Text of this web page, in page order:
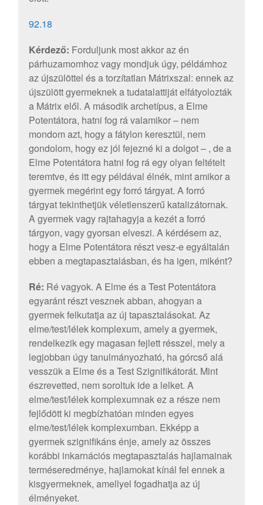
92.18
Kérdező: Forduljunk most akkor az én
párhuzamomhoz vagy mondjuk úgy, példámhoz
az újszülöttel és a torzítatlan Mátrixszal: ennek az
újszülött gyermeknek a tudatalattiját elfátyolozták
a Mátrix elől. A második archetípus, a Elme
Potentátora, hatni fog rá valamikor – nem
mondom azt, hogy a fátylon keresztül, nem
gondolom, hogy ez jól fejezné ki a dolgot – , de a
Elme Potentátora hatni fog rá egy olyan feltételt
teremtve, és itt egy példával élnék, mint amikor a
gyermek megérint egy forró tárgyat. A forró
tárgyat tekinthetjük véletlenszerű katalizátornak.
A gyermek vagy rajtahagyja a kezét a forró
tárgyon, vagy gyorsan elveszi. A kérdésem az,
hogy a Elme Potentátora részt vesz-e egyáltalán
ebben a megtapasztalásban, és ha igen, miként?
Ré: Ré vagyok. A Elme és a Test Potentátora
egyaránt részt vesznek abban, ahogyan a
gyermek felkutatja az új tapasztalásokat. Az
elme/test/lélek komplexum, amely a gyermek,
rendelkezik egy magasan fejlett résszel, mely a
legjobban úgy tanulmányozható, ha górcső alá
vesszük a Elme és a Test Szignifikátorát. Mint
észrevetted, nem soroltuk ide a lelket. A
elme/test/lélek komplexumnak ez a része nem
fejlődött ki megbízhatóan minden egyes
elme/test/lélek komplexumban. Ekképp a
gyermek szignifikáns énje, amely az összes
korábbi inkarnációs megtapasztalás hajlamainak
terméseredménye, hajlamokat kínál fel ennek a
kisgyermeknek, amellyel fogadhatja az új
élményeket.